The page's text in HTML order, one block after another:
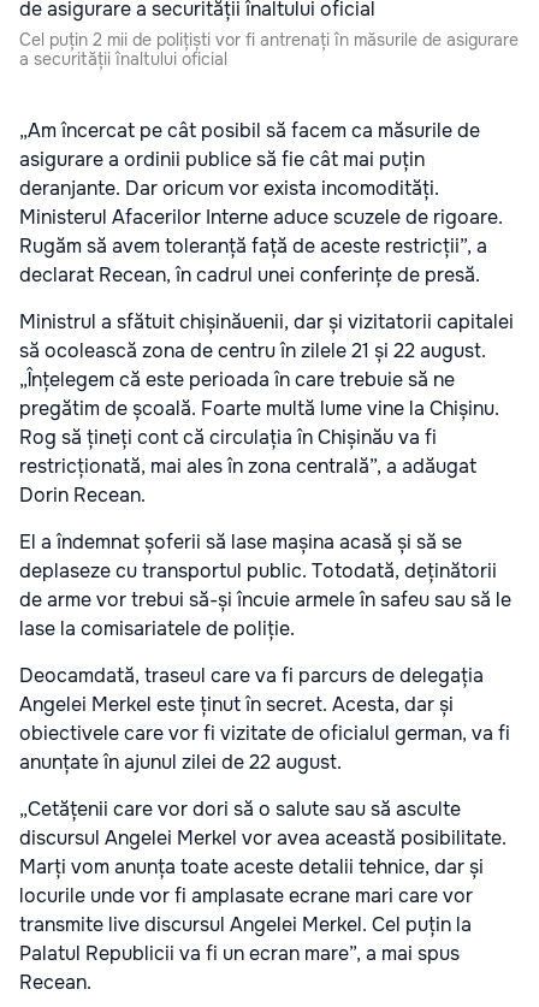
Cel puțin 2 mii de polițiști vor fi antrenați în măsurile de asigurare
a securității înaltului oficial
„Am încercat pe cât posibil să facem ca măsurile de
asigurare a ordinii publice să fie cât mai puțin
deranjante. Dar oricum vor exista incomodități.
Ministerul Afacerilor Interne aduce scuzele de rigoare.
Rugăm să avem toleranță față de aceste restricții”, a
declarat Recean, în cadrul unei conferințe de presă.
Ministrul a sfătuit chișinăuenii, dar și vizitatorii capitalei
să ocolească zona de centru în zilele 21 și 22 august.
„Înțelegem că este perioada în care trebuie să ne
pregătim de școală. Foarte multă lume vine la Chișinu.
Rog să țineți cont că circulația în Chișinău va fi
restricționată, mai ales în zona centrală”, a adăugat
Dorin Recean.
El a îndemnat șoferii să lase mașina acasă și să se
deplaseze cu transportul public. Totodată, deținătorii
de arme vor trebui să-și încuie armele în safeu sau să le
lase la comisariatele de poliție.
Deocamdată, traseul care va fi parcurs de delegația
Angelei Merkel este ținut în secret. Acesta, dar și
obiectivele care vor fi vizitate de oficialul german, va fi
anunțate în ajunul zilei de 22 august.
„Cetățenii care vor dori să o salute sau să asculte
discursul Angelei Merkel vor avea această posibilitate.
Marți vom anunța toate aceste detalii tehnice, dar și
locurile unde vor fi amplasate ecrane mari care vor
transmite live discursul Angelei Merkel. Cel puțin la
Palatul Republicii va fi un ecran mare”, a mai spus
Recean.